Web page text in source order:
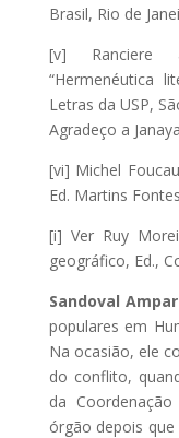
Brasil, Rio de
[v] Ranciere
“Hermenéutica
Letras da USP,
Agradeço a
[vi] Michel
Ed. Martins
[i] Ver Ruy
geográfico, Ed.,
Sandoval
populares em
Na ocasião, ele
do conflito,
da
órgão depois